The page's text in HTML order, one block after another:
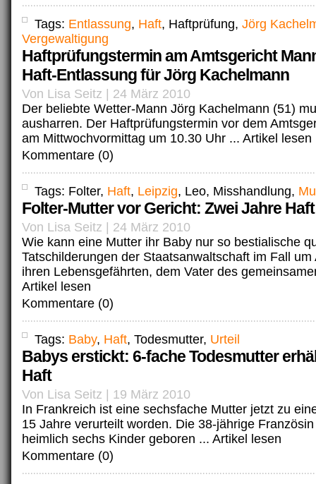
Tags: Entlassung, Haft, Haftprüfung, Jörg
Vergewaltigung
Haftprüfungstermin am Amtsgericht
Haft-Entlassung für Jörg Kachelmann
Von Lisa Seitz | 24 März 2010
Der beliebte Wetter-Mann Jörg Kachelmann (51)
ausharren. Der Haftprüfungstermin vor dem
am Mittwochvormittag um 10.30 Uhr ... Artikel lesen
Kommentare (0)
Tags: Folter, Haft, Leipzig, Leo, Misshandlung,
Folter-Mutter vor Gericht: Zwei Jahre Haft
Von Lisa Seitz | 24 März 2010
Wie kann eine Mutter ihr Baby nur so bestialische
Tatschilderungen der Staatsanwaltschaft im Fall um
ihren Lebensgefährten, dem Vater des
Artikel lesen
Kommentare (0)
Tags: Baby, Haft, Todesmutter, Urteil
Babys erstickt: 6-fache Todesmutter
Haft
Von Lisa Seitz | 19 März 2010
In Frankreich ist eine sechsfache Mutter jetzt zu
15 Jahre verurteilt worden. Die 38-jährige
heimlich sechs Kinder geboren ... Artikel lesen
Kommentare (0)